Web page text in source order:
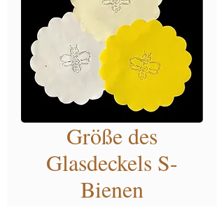
Größe des
Glasdeckels S-
Bienen